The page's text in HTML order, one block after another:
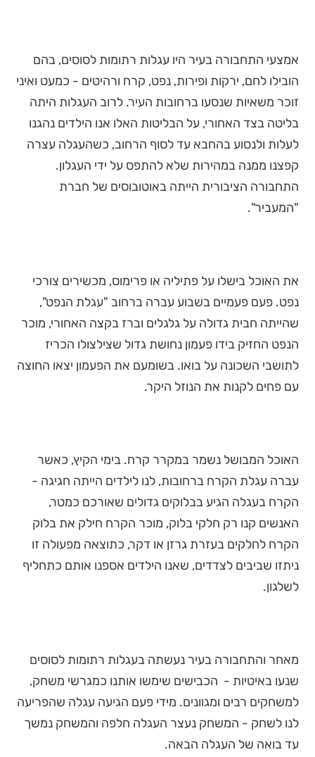
אמצעי התחבורה בעיר היו עגלות רתומות לסוסים, בהם
הובילו לחם, ירקות ופירות, נפט, קרח ורהיטים - כמעט ואיני
זוכר משאיות שנסעו ברחובות העיר. לרוב העגלות היתה
בליטה בצד האחורי, על הבליטות האלו אנו הילדים נהגנו
לעלות ולנסוע בהחבא עד לסוף הרחוב, כשהעגלה עצרה
קפצנו ממנה במהירות שלא להתפס על ידי העגלון.
התחבורה הציבורית הייתה באוטובוסים של חברת
"המעביר".
את האוכל בישלו על פתיליה או פרימוס, מכשירים צורכי
נפט. פעם פעמיים בשבוע עברה ברחוב "עגלת הנפט",
שהייתה חבית גדולה על גלגלים וברז בקצה האחורי, מוכר
הנפט החזיק בידו פעמון נחושת גדול שצילצולו הכריז
לתושבי השכונה על בואו. בשומעם את הפעמון יצאו החוצה
עם פחים לקנות את הנוזל היקר.
האוכל המבושל נשמר במקרר קרח. בימי הקיץ, כאשר
עברה עגלת הקרח ברחובות, לנו לילדים הייתה חגיגה -
הקרח בעגלה הגיע בבלוקים גדולים שאורכם כמטר,
האנשים קנו רק חלקי בלוק, מוכר הקרח חילק את בלוק
הקרח לחלקים בעזרת גרזן או דקר, כתוצאה מפעולה זו
ניתזו שביבים לצדדים, שאנו הילדים אספנו אותם כתחליף
לשלגון.
מאחר והתחבורה בעיר נעשתה בעגלות רתומות לסוסים
שנעו באיטיות - הכבישים שימשו אותנו כמגרשי משחק,
למשחקים רבים ומגוונים. מידי פעם הגיעה עגלה שהפריעה
לנו לשחק - המשחק נעצר העגלה חלפה והמשחק נמשך
עד בואה של העגלה הבאה.